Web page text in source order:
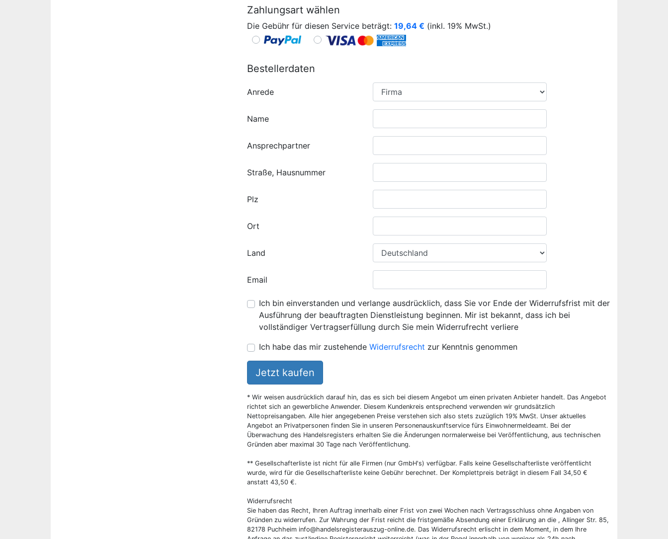
Zahlungsart wählen
Die Gebühr für diesen Service beträgt: 19,64 € (inkl. 19% MwSt.)
Bestellerdaten
Anrede
Name
Ansprechpartner
Straße, Hausnummer
Plz
Ort
Land
Email
Ich bin einverstanden und verlange ausdrücklich, dass Sie vor Ende der Widerrufsfrist mit der
Ausführung der beauftragten Dienstleistung beginnen. Mir ist bekannt, dass ich bei
vollständiger Vertragserfüllung durch Sie mein Widerrufrecht verliere
Ich habe das mir zustehende Widerrufsrecht zur Kenntnis genommen
Jetzt kaufen
* Wir weisen ausdrücklich darauf hin, das es sich bei diesem Angebot um einen privaten Anbieter handelt. Das Angebot
richtet sich an gewerbliche Anwender. Diesem Kundenkreis entsprechend verwenden wir grundsätzlich
Nettopreisangaben. Alle hier angegebenen Preise verstehen sich also stets zuzüglich 19% MwSt. Unser aktuelles
Angebot an Privatpersonen finden Sie in unseren Personenauskunftservice fürs Einwohnermeldeamt. Bei der
Überwachung des Handelsregisters erhalten Sie die Änderungen normalerweise bei Veröffentlichung, aus technischen
Gründen aber maximal 30 Tage nach Veröffentlichung.
** Gesellschafterliste ist nicht für alle Firmen (nur GmbH's) verfügbar. Falls keine Gesellschafterliste veröffentlicht
wurde, wird für die Gesellschafterliste keine Gebühr berechnet. Der Komplettpreis beträgt in diesem Fall 34,50 €
anstatt 43,50 €.
Widerrufsrecht
Sie haben das Recht, Ihren Auftrag innerhalb einer Frist von zwei Wochen nach Vertragsschluss ohne Angaben von
Gründen zu widerrufen. Zur Wahrung der Frist reicht die fristgemäße Absendung einer Erklärung an die , Allinger Str. 85,
82178 Puchheim info@handelsregisterauszug-online.de. Das Widerrufsrecht erlischt in dem Moment, in dem Ihre